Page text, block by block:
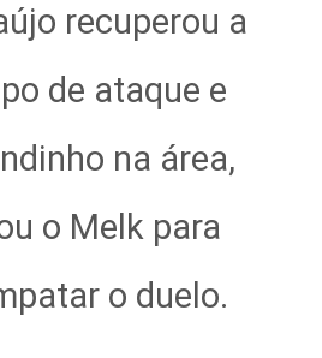
recuperou a
de ataque e
na área,
o Melk para
o duelo.